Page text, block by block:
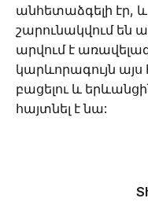
անհետաձգելի էր,
շարունակվում
արվում է
կարևորագույն
բացելու և
հայտնել է նա: